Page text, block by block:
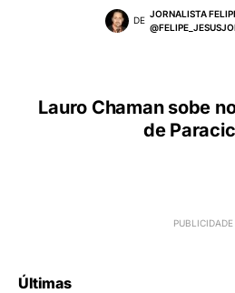
DE
JORNALISTA
Lauro Chaman sobe
de
Últimas